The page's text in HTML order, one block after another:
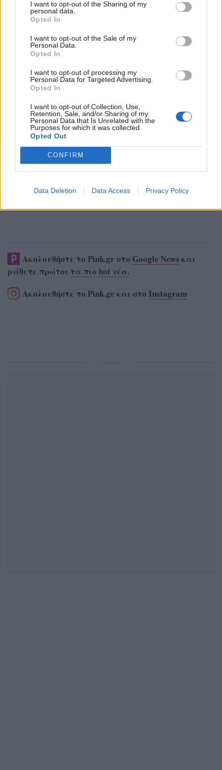
I want to opt-out of the Sharing of my
personal data.
Opted In
I want to opt-out of the Sale of my
Personal Data.
Opted In
I want to opt-out of processing my
Personal Data for Targeted Advertising.
Opted In
I want to opt-out of Collection, Use,
Retention, Sale, and/or Sharing of my
Personal Data that Is Unrelated with the
Purposes for which it was collected.
Opted Out
CONFIRM
Data Deletion Data Access Privacy Policy
Ακολουθήστε το Pink.gr στο Google News και
μάθετε πρώτοι τα πιο hot νέα.
Ακολουθήστε το Pink.gr και στο Instagram